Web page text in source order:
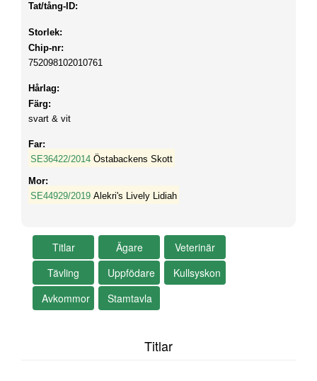
Tat/tång-ID:
Storlek:
Chip-nr:
752098102010761
Hårlag:
Färg:
svart & vit
Far:
SE36422/2014 Östabackens Skott
Mor:
SE44929/2019 Alekri's Lively Lidiah
Titlar